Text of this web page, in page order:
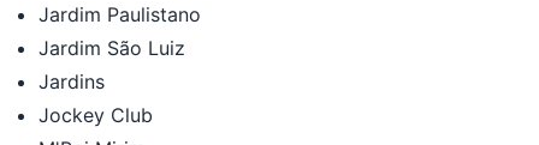
Jardim Paulistano
Jardim São Luiz
Jardins
Jockey Club